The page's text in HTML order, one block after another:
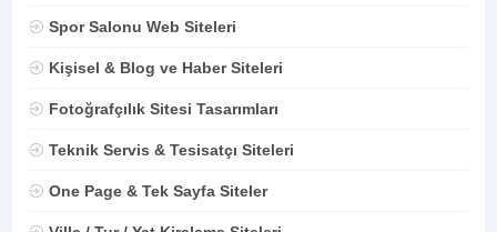
Spor Salonu Web Siteleri
Kişisel & Blog ve Haber Siteleri
Fotoğrafçılık Sitesi Tasarımları
Teknik Servis & Tesisatçı Siteleri
One Page & Tek Sayfa Siteler